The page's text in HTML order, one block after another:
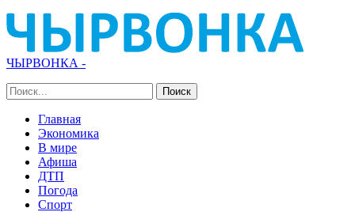
ЧЫРВОНКА -
Главная
Экономика
В мире
Афиша
ДТП
Погода
Спорт